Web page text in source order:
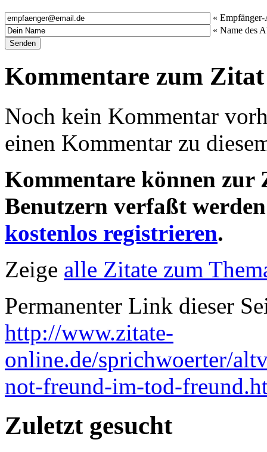
« Empfänger-
« Name des
Kommentare zum Zitat
Noch kein Kommentar
einen Kommentar zu
Kommentare können
Benutzern verfaßt
kostenlos registrieren.
Zeige alle Zitate zum
Permanenter Link dieser
http://www.zitate-
online.de/sprichwoerter/
not-freund-im-tod-
Zuletzt gesucht